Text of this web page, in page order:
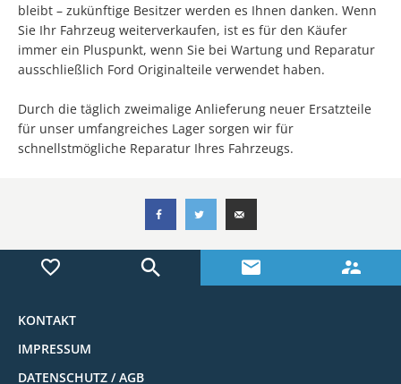
bleibt – zukünftige Besitzer werden es Ihnen danken. Wenn
Sie Ihr Fahrzeug weiterverkaufen, ist es für den Käufer
immer ein Pluspunkt, wenn Sie bei Wartung und Reparatur
ausschließlich Ford Originalteile verwendet haben.
Durch die täglich zweimalige Anlieferung neuer Ersatzteile
für unser umfangreiches Lager sorgen wir für
schnellstmögliche Reparatur Ihres Fahrzeugs.
KONTAKT
IMPRESSUM
DATENSCHUTZ / AGB